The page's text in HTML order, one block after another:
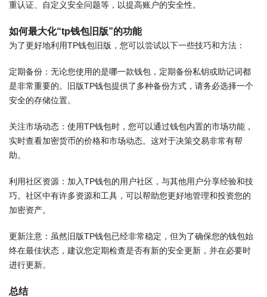
重认证、自定义安全问题等，以提高账户的安全性。
如何最大化“tp钱包旧版”的功能
为了更好地利用TP钱包旧版，您可以尝试以下一些技巧和方法：
定期备份：无论您使用的是哪一款钱包，定期备份私钥或助记词都
是非常重要的。旧版TP钱包提供了多种备份方式，请务必选择一个
安全的存储位置。
关注市场动态：使用TP钱包时，您可以通过钱包内置的市场功能，
实时查看加密货币的价格和市场动态。这对于决策交易非常有帮
助。
利用社区资源：加入TP钱包的用户社区，与其他用户分享经验和技
巧。社区中有许多资源和工具，可以帮助您更好地管理和投资您的
加密资产。
更新注意：虽然旧版TP钱包已经非常稳定，但为了确保您的钱包始
终在最佳状态，建议您定期检查是否有新的安全更新，并在必要时
进行更新。
总结